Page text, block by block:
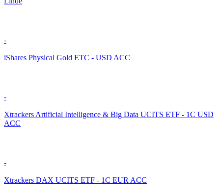
-
iShares Physical Gold ETC - USD ACC
-
Xtrackers Artificial Intelligence & Big Data UCITS ETF - 1C USD
ACC
-
Xtrackers DAX UCITS ETF - 1C EUR ACC